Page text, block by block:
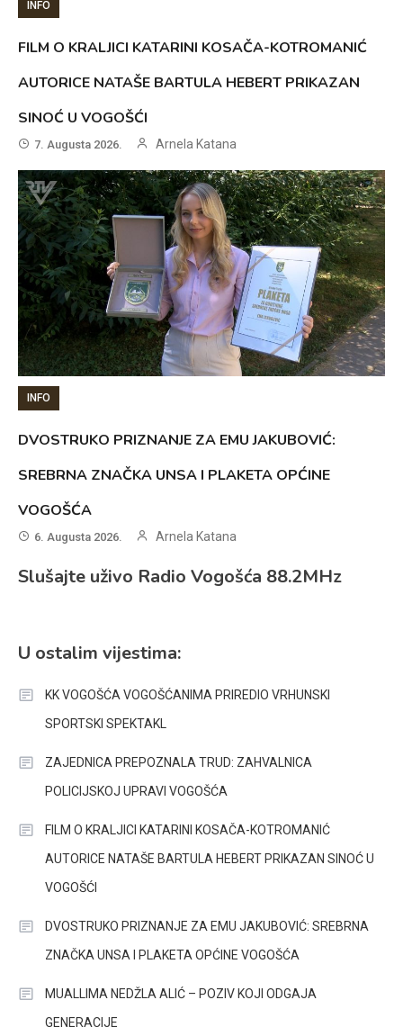
INFO
FILM O KRALJICI KATARINI KOSAČA-KOTROMANIĆ
AUTORICE NATAŠE BARTULA HEBERT PRIKAZAN
SINOĆ U VOGOŠĆI
7. Augusta 2026. Arnela Katana
INFO
DVOSTRUKO PRIZNANJE ZA EMU JAKUBOVIĆ:
SREBRNA ZNAČKA UNSA I PLAKETA OPĆINE
VOGOŠĆA
6. Augusta 2026. Arnela Katana
Slušajte uživo Radio Vogošća 88.2MHz
U ostalim vijestima:
KK VOGOŠĆA VOGOŠĆANIMA PRIREDIO VRHUNSKI
SPORTSKI SPEKTAKL
ZAJEDNICA PREPOZNALA TRUD: ZAHVALNICA
POLICIJSKOJ UPRAVI VOGOŠĆA
FILM O KRALJICI KATARINI KOSAČA-KOTROMANIĆ
AUTORICE NATAŠE BARTULA HEBERT PRIKAZAN SINOĆ U
VOGOŠĆI
DVOSTRUKO PRIZNANJE ZA EMU JAKUBOVIĆ: SREBRNA
ZNAČKA UNSA I PLAKETA OPĆINE VOGOŠĆA
MUALLIMA NEDŽLA ALIĆ – POZIV KOJI ODGAJA
GENERACIJE